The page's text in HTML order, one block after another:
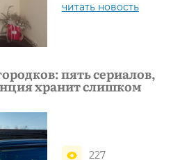
читать новость
пять сериалов,
хранит слишком
227